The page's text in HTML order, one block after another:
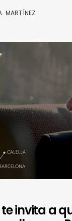
MARTÍNEZ
invita a